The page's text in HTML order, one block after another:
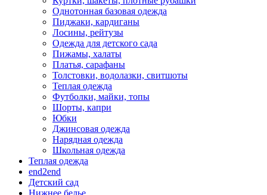
Однотонная базовая одежда
Пиджаки, кардиганы
Лосины, рейтузы
Одежда для детского сада
Пижамы, халаты
Платья, сарафаны
Толстовки, водолазки, свитшоты
Теплая одежда
Футболки, майки, топы
Шорты, капри
Юбки
Джинсовая одежда
Нарядная одежда
Школьная одежда
Теплая одежда
end2end
Детский сад
Нижнее белье